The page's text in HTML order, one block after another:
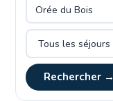
Rechercher →